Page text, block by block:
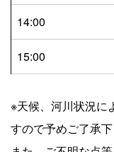
14:00
15:00
※天候、河川状況に
すので予めご了承下